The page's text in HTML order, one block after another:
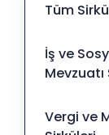
Tüm
İş ve
Mevzuatı
Vergi ve